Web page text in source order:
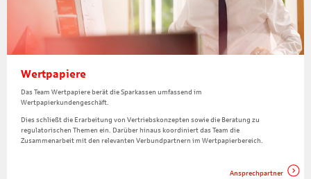
Wertpapiere
Das Team Wertpapiere berät die Sparkassen umfassend im
Wertpapierkundengeschäft.
Dies schließt die Erarbeitung von Vertriebskonzepten sowie die Beratung zu
regulatorischen Themen ein. Darüber hinaus koordiniert das Team die
Zusammenarbeit mit den relevanten Verbundpartnern im Wertpapierbereich.
Ansprechpartner